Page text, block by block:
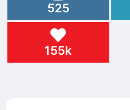
525
155k